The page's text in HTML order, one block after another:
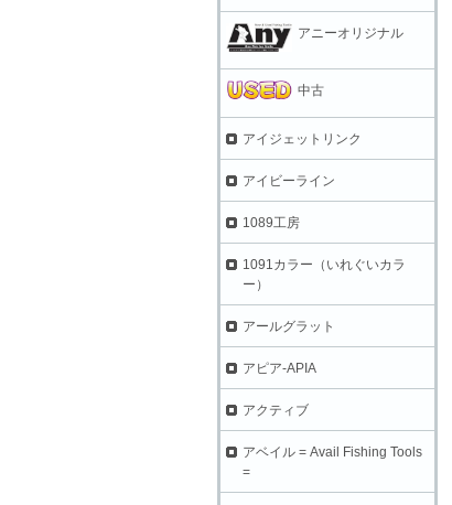
アニーオリジナル
中古
アイジェットリンク
アイビーライン
1089工房
1091カラー（いれぐいカラ
ー）
アールグラット
アピア-APIA
アクティブ
アベイル = Avail Fishing Tools
=